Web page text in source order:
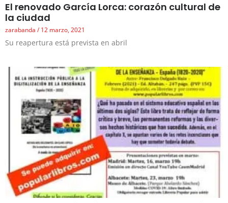
El renovado García Lorca: corazón cultural de
la ciudad
zarabanda 12 marzo, 2021
Su reapertura está prevista en abril